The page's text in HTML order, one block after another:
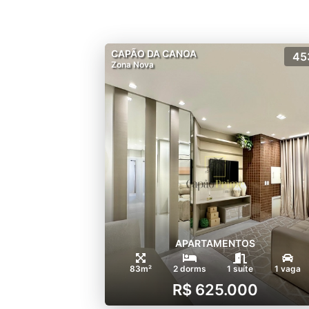
CAPÃO DA CANOA
Zona Nova
APARTAMENTOS
83m² 2 dorms 1 suíte 1 vaga
R$ 625.000